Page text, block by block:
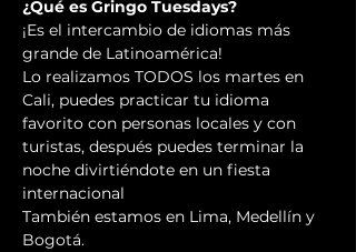
¿Qué es Gringo Tuesdays?
¡Es el intercambio de idiomas más
grande de Latinoamérica!
Lo realizamos TODOS los martes en
Cali, puedes practicar tu idioma
favorito con personas locales y con
turistas, después puedes terminar la
noche divirtiéndote en un fiesta
internacional
También estamos en Lima, Medellín y
Bogotá.